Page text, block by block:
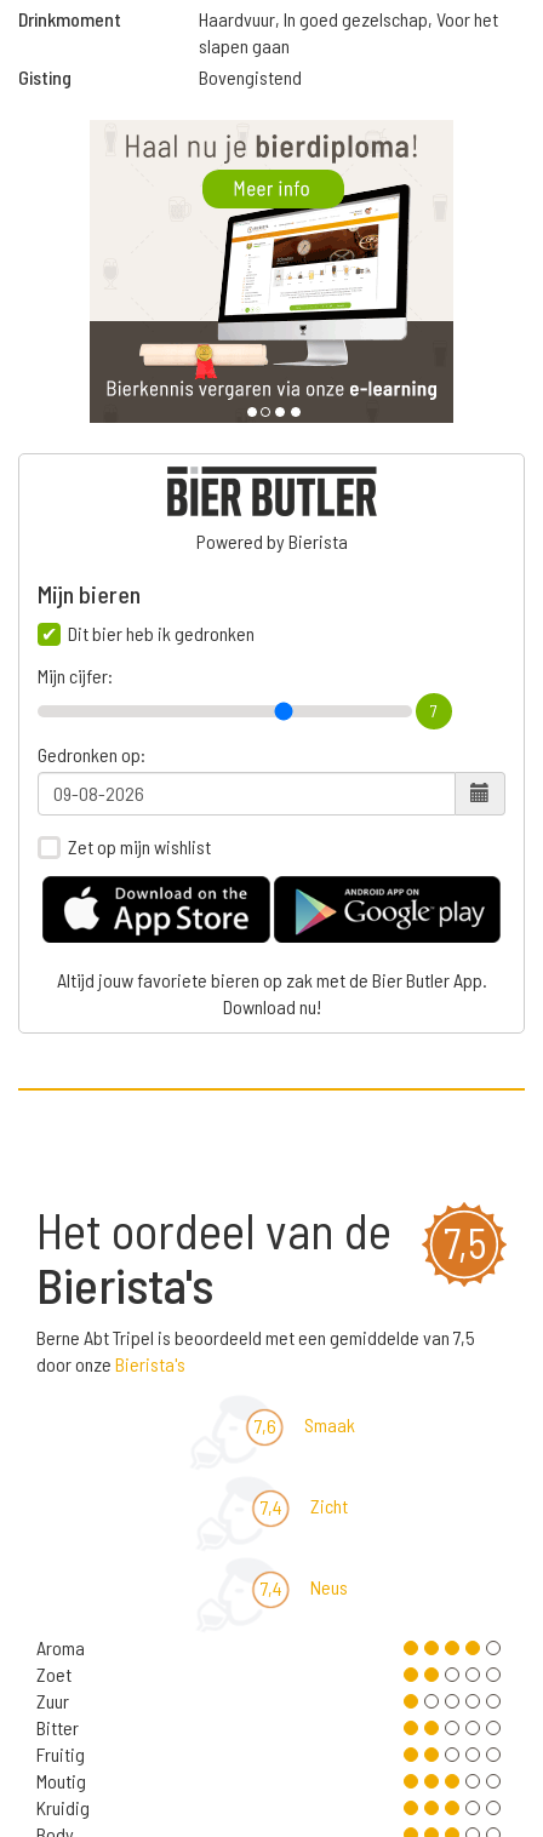
Drinkmoment
Haardvuur, In goed gezelschap, Voor het
slapen gaan
Gisting
Bovengistend
Powered by Bierista
Mijn bieren
Dit bier heb ik gedronken
Mijn cijfer:
7
Gedronken op:
Zet op mijn wishlist
Altijd jouw favoriete bieren op zak met de Bier Butler App.
Download nu!
7,5
Het oordeel van de
Bierista's
Berne Abt Tripel is beoordeeld met een gemiddelde van 7,5
door onze Bierista's
7,6 Smaak
7,4 Zicht
7,4 Neus
Aroma
Zoet
Zuur
Bitter
Fruitig
Moutig
Kruidig